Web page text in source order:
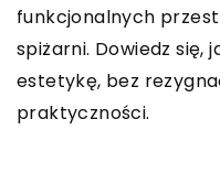
funkcjonalnych
spiżarni. Dowiedz się,
estetykę, bez
praktyczności.